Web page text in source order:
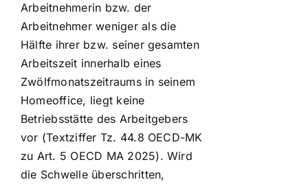
Arbeitnehmerin bzw. der
Arbeitnehmer weniger als die
Hälfte ihrer bzw. seiner gesamten
Arbeitszeit innerhalb eines
Zwölfmonatszeitraums in seinem
Homeoffice, liegt keine
Betriebsstätte des Arbeitgebers
vor (Textziffer Tz. 44.8 OECD-MK
zu Art. 5 OECD MA 2025). Wird
die Schwelle überschritten,